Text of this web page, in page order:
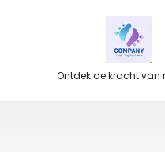
Ontdek de kracht